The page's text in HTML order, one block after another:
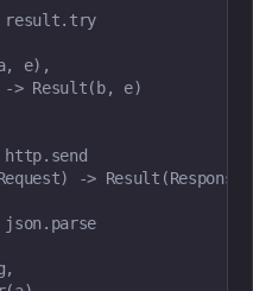
result.try
e),
Result(b, e)
http.send
->
json.parse